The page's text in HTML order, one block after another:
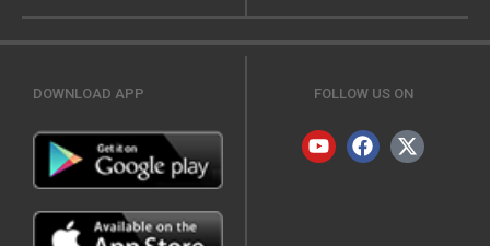
DOWNLOAD APP FOLLOW US ON